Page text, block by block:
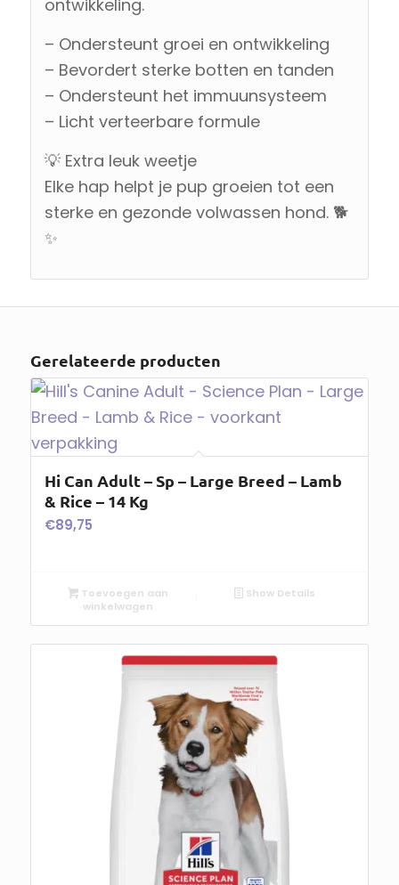
ontwikkeling.
– Ondersteunt groei en ontwikkeling
– Bevordert sterke botten en tanden
– Ondersteunt het immuunsysteem
– Licht verteerbare formule
💡 Extra leuk weetje
Elke hap helpt je pup groeien tot een
sterke en gezonde volwassen hond. 🐕
✨
Gerelateerde producten
Hi Can Adult – Sp – Large Breed – Lamb
& Rice – 14 Kg
€89,75
Toevoegen aan
winkelwagen
Show Details